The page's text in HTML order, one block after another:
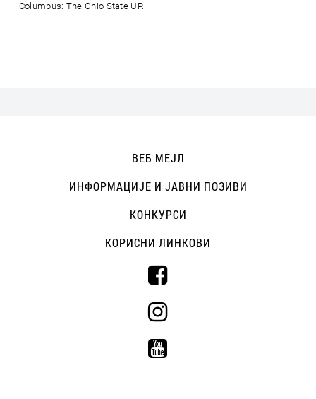
Columbus: The Ohio State UP.
ВЕБ МЕЈЛ
ИНФОРМАЦИЈЕ И ЈАВНИ ПОЗИВИ
КОНКУРСИ
КОРИСНИ ЛИНКОВИ